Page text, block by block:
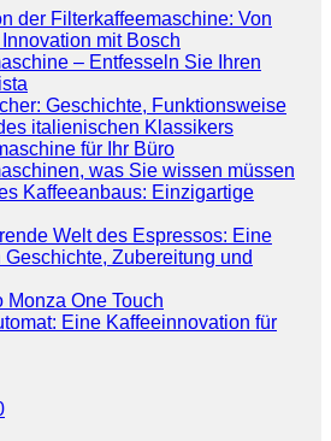
der Filterkaffeemaschine: Von
mit Bosch
– Entfesseln Sie Ihren
Geschichte, Funktionsweise
italienischen Klassikers
für Ihr Büro
was Sie wissen müssen
Kaffeeanbaus: Einzigartige
Welt des Espressos: Eine
Geschichte, Zubereitung und
Monza One Touch
Eine Kaffeeinnovation für